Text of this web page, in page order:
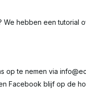
hebben een tutorial
op te nemen via
Facebook blijf op de